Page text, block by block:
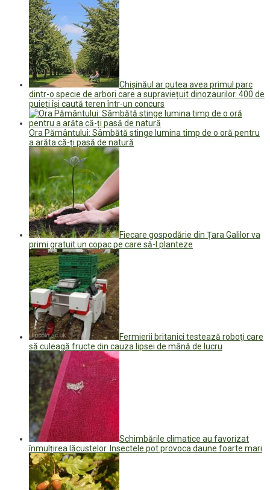
Chișinăul ar putea avea primul parc
dintr-o specie de arbori care a supraviețuit dinozaurilor. 400 de
puieți își caută teren într-un concurs
Ora Pământului: Sâmbătă stinge lumina timp de o oră pentru
a arăta că-ți pasă de natură
Fiecare gospodărie din Ţara Galilor va
primi gratuit un copac pe care să-l planteze
Fermierii britanici testează roboţi care
să culeagă fructe din cauza lipsei de mână de lucru
Schimbările climatice au favorizat
înmulțirea lăcustelor. Insectele pot provoca daune foarte mari